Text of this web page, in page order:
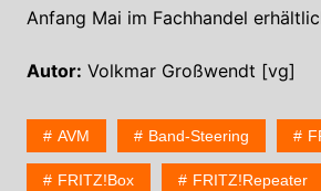
Anfang Mai im Fachhandel
Autor: Volkmar Großwendt [vg]
AVM Band-Steering
FRITZ!Box FRITZ!Repeater